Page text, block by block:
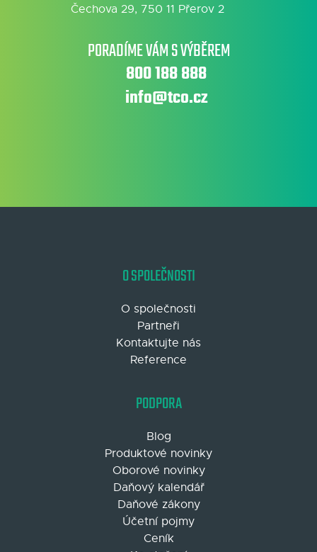
Čechova 29, 750 11 Přerov 2
PORADÍME VÁM S VÝBĚREM
800 188 888
info@tco.cz
O SPOLEČNOSTI
O společnosti
Partneři
Kontaktujte nás
Reference
PODPORA
Blog
Produktové novinky
Oborové novinky
Daňový kalendář
Daňové zákony
Účetní pojmy
Ceník